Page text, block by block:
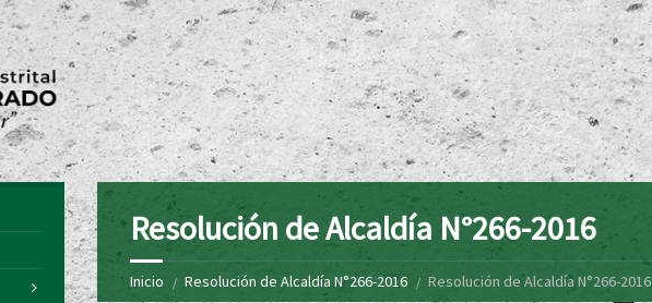
Resolución de Alcaldía N°266-2016
Inicio Resolución de Alcaldía N°266-2016 Resolución de Alcaldía N°266-2016